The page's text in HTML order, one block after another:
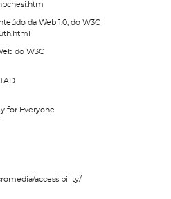
da Web 1.0, do W3C
do W3C
for Everyone
accessibility/